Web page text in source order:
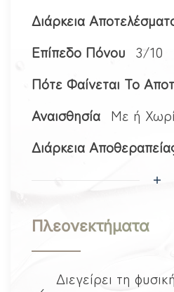
Διάρκεια
Επίπεδο Πόνου 3/10
Πότε Φαίνεται Το
Αναισθησία Με ή
Διάρκεια
Πλεονεκτήματα
Διεγείρει τη